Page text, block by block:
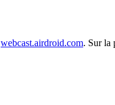
webcast.airdroid.com. Sur la